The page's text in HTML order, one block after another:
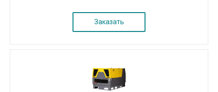
Заказать